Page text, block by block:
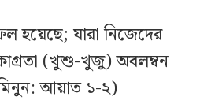
হয়েছে; যারা নিজেদের
(খুশু-খুজু) অবলম্বন
আয়াত ১-২)